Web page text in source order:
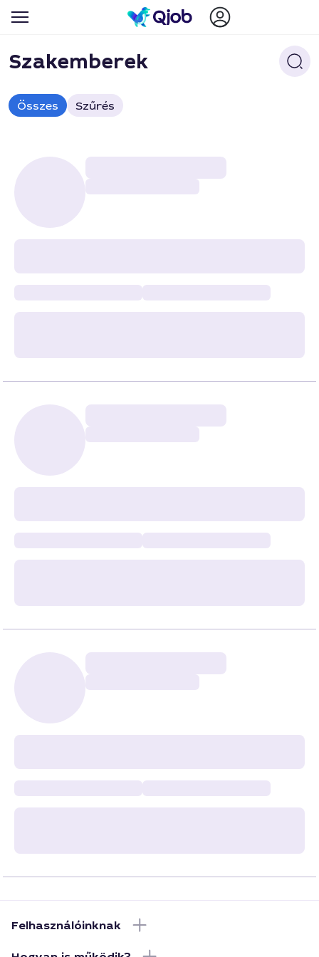
Szakemberek
Összes Szűrés
Felhasználóinknak